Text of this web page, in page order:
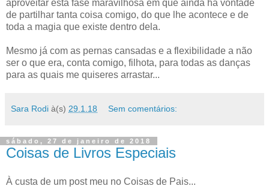
aproveitar esta fase maravilhosa em que ainda há vontade
de partilhar tanta coisa comigo, do que lhe acontece e de
toda a magia que existe dentro dela.
Mesmo já com as pernas cansadas e a flexibilidade a não
ser o que era, conta comigo, filhota, para todas as danças
para as quais me quiseres arrastar...
Sara Rodi à(s) 29.1.18 Sem comentários:
sábado, 27 de janeiro de 2018
Coisas de Livros Especiais
À custa de um post meu no Coisas de Pais...